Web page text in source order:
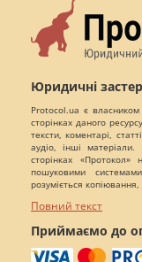
Юридичні
Protocol.ua є
сторінках даного
тексти, коментарі,
аудіо, інші
сторінках «Протокол»
пошуковими
розуміється
Повний текст
Приймаємо до